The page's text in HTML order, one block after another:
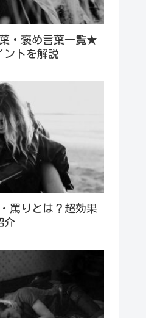
・褒め言葉一覧★
ントを解説
罵りとは？超効果
介